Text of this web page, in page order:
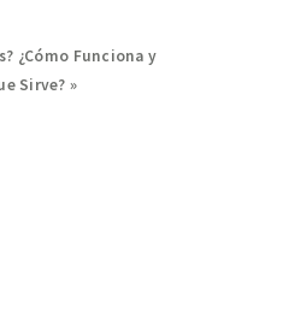
¿Cómo Funciona y
Sirve? »